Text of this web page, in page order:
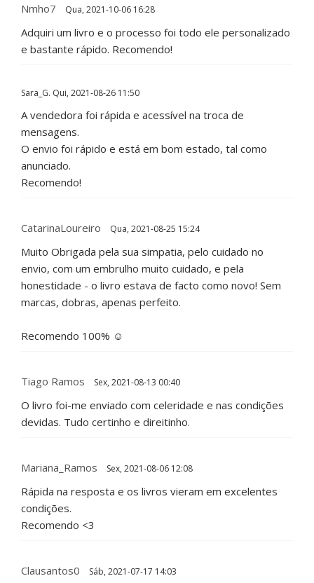
Nmho7 Qua, 2021-10-06 16:28
Adquiri um livro e o processo foi todo ele personalizado
e bastante rápido. Recomendo!
Sara_G. Qui, 2021-08-26 11:50
A vendedora foi rápida e acessível na troca de
mensagens.
O envio foi rápido e está em bom estado, tal como
anunciado.
Recomendo!
CatarinaLoureiro Qua, 2021-08-25 15:24
Muito Obrigada pela sua simpatia, pelo cuidado no
envio, com um embrulho muito cuidado, e pela
honestidade - o livro estava de facto como novo! Sem
marcas, dobras, apenas perfeito.
Recomendo 100% ☺️
Tiago Ramos Sex, 2021-08-13 00:40
O livro foi-me enviado com celeridade e nas condições
devidas. Tudo certinho e direitinho.
Mariana_Ramos Sex, 2021-08-06 12:08
Rápida na resposta e os livros vieram em excelentes
condições.
Recomendo <3
Clausantos0 Sáb, 2021-07-17 14:03